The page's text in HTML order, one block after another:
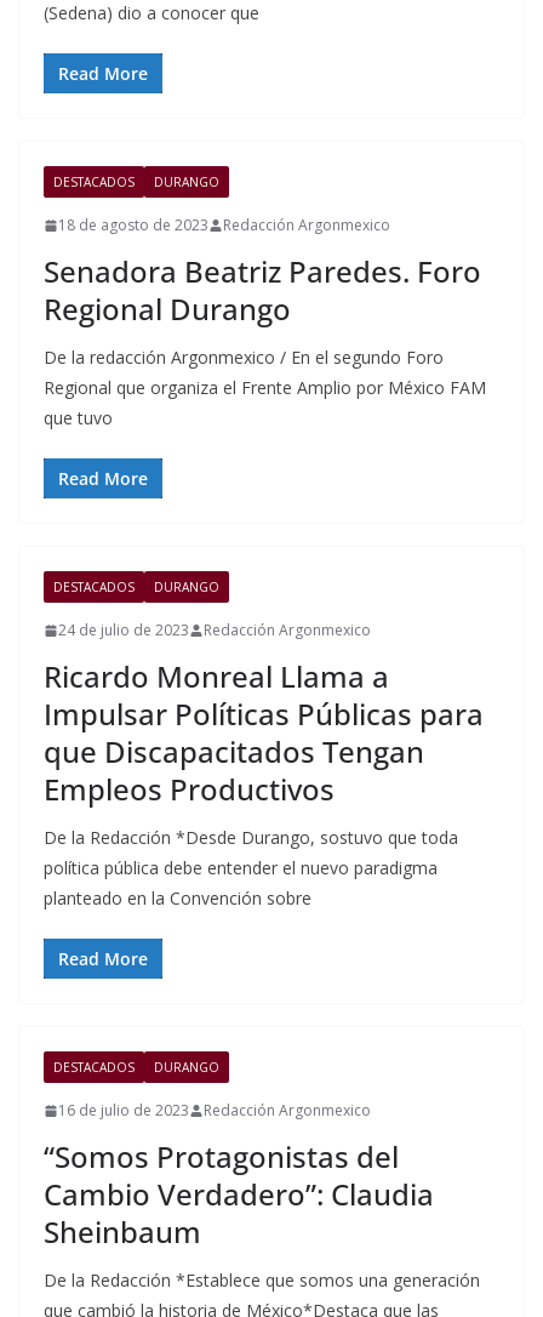
(Sedena) dio a conocer que
Read More
DESTACADOS DURANGO
18 de agosto de 2023 Redacción Argonmexico
Senadora Beatriz Paredes. Foro
Regional Durango
De la redacción Argonmexico / En el segundo Foro
Regional que organiza el Frente Amplio por México FAM
que tuvo
Read More
DESTACADOS DURANGO
24 de julio de 2023 Redacción Argonmexico
Ricardo Monreal Llama a
Impulsar Políticas Públicas para
que Discapacitados Tengan
Empleos Productivos
De la Redacción *Desde Durango, sostuvo que toda
política pública debe entender el nuevo paradigma
planteado en la Convención sobre
Read More
DESTACADOS DURANGO
16 de julio de 2023 Redacción Argonmexico
“Somos Protagonistas del
Cambio Verdadero”: Claudia
Sheinbaum
De la Redacción *Establece que somos una generación
que cambió la historia de México*Destaca que las